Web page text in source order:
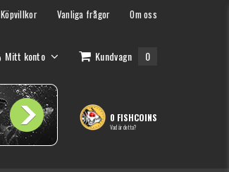
Köpvillkor Vanliga frågor Om oss
Mitt konto Kundvagn 0
0 FISHCOINS
Vad är detta?